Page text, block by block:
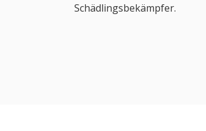
Schädlingsbekämpfer.